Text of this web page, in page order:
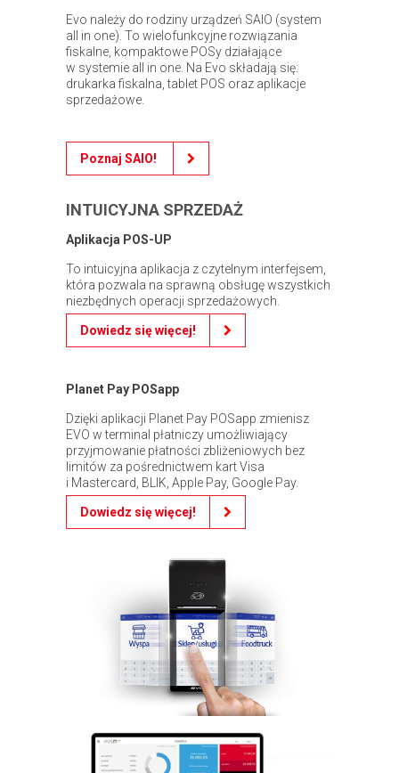
Evo należy do rodziny urządzeń SAIO (system
all in one). To wielofunkcyjne rozwiązania
fiskalne, kompaktowe POSy działające
w systemie all in one. Na Evo składają się:
drukarka fiskalna, tablet POS oraz aplikacje
sprzedażowe.
Poznaj SAIO!
INTUICYJNA SPRZEDAŻ
Aplikacja POS-UP
To intuicyjna aplikacja z czytelnym interfejsem,
która pozwala na sprawną obsługę wszystkich
niezbędnych operacji sprzedażowych.
Dowiedz się więcej!
Planet Pay POSapp
Dzięki aplikacji Planet Pay POSapp zmienisz
EVO w terminal płatniczy umożliwiający
przyjmowanie płatności zbliżeniowych bez
limitów za pośrednictwem kart Visa
i Mastercard, BLIK, Apple Pay, Google Pay.
Dowiedz się więcej!